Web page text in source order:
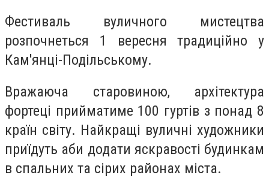
Фестиваль вуличного мистецтва
розпочнеться 1 вересня традиційно у
Кам'янці-Подільському.
Вражаюча старовиною, архітектура
фортеці прийматиме 100 гуртів з понад 8
країн світу. Найкращі вуличні художники
приїдуть аби додати яскравості будинкам
в спальних та сірих районах міста.